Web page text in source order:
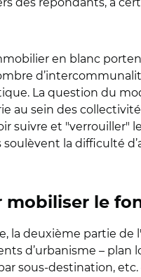
en blanc
La question du
au sein des
suivre et "verrouiller"
la difficulté
mobiliser le
la deuxième partie
d’urbanisme –
sous-destination,